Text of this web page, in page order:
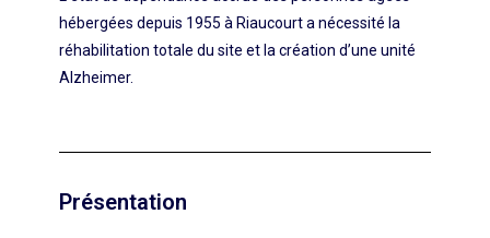
hébergées depuis 1955 à Riaucourt a nécessité la
réhabilitation totale du site et la création d’une unité
Alzheimer.
Présentation